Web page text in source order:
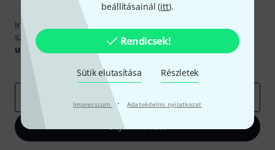
beállításainál (itt).
Rendicsek!
Sütik elutasítása Részletek
Impresszum · Adatvédelmi nyilatkozat
Thomann hírlevél
Iratkozz fel a Thomann angol nyelvű hírlevelére, és kis
szerencsével megnyerheted a50egyenként
50 € értékű
utalvány
Inspiráló gondolatok
Akciók Thomann
Bejelentkezés